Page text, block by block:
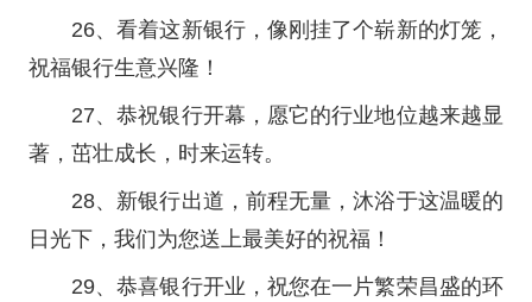
26、看着这新银行，像刚挂了个崭新的灯笼，
祝福银行生意兴隆！
27、恭祝银行开幕，愿它的行业地位越来越显
著，茁壮成长，时来运转。
28、新银行出道，前程无量，沐浴于这温暖的
日光下，我们为您送上最美好的祝福！
29、恭喜银行开业，祝您在一片繁荣昌盛的环